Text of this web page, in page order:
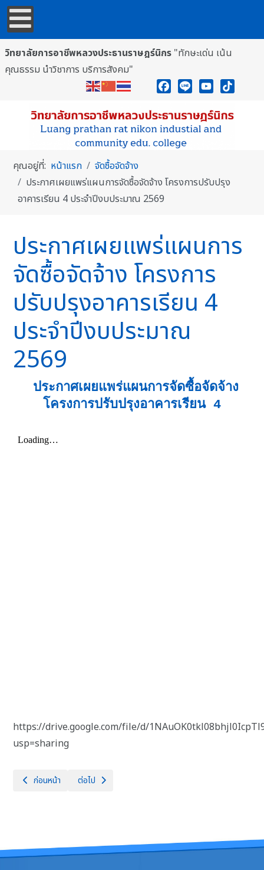
วิทยาลัยการอาชีพหลวงประธานราษฎร์นิกร "ทักษะเด่น เน้น
คุณธรรม นำวิชาการ บริการสังคม"
คุณอยู่ที่: หน้าแรก
จัดซื้อจัดจ้าง
ประกาศเผยแพร่แผนการจัดซื้อจัดจ้าง โครงการปรับปรุง
อาคารเรียน 4 ประจำปีงบประมาณ 2569
ประกาศเผยแพร่แผนการ
จัดซื้อจัดจ้าง โครงการ
ปรับปรุงอาคารเรียน 4
ประจำปีงบประมาณ
2569
ประกาศเผยแพร่แผนการจัดซื้อจัดจ้าง
โครงการปรับปรุงอาคารเรียน 4
https://drive.google.com/file/d/
usp=sharing
เนื้อหาก่อนหน้า: ประกาศเผยแพร่แผนการจัดซื้อจัดจ้าง ครุภัณฑ์ ประจำปีงบป
ก่อนหน้า เนื้อหาถัดไป: ประกาศผู้ชนะการเสนอราคา จำหน่ายพัสดุชำรุด
ต่อไป